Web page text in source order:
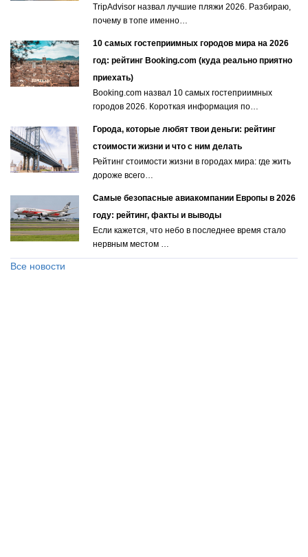
TripAdvisor назвал лучшие пляжи 2026. Разбираю,
почему в топе именно…
10 самых гостеприимных городов мира на 2026
год: рейтинг Booking.com (куда реально приятно
приехать)
Booking.com назвал 10 самых гостеприимных
городов 2026. Короткая информация по…
Города, которые любят твои деньги: рейтинг
стоимости жизни и что с ним делать
Рейтинг стоимости жизни в городах мира: где жить
дороже всего…
Самые безопасные авиакомпании Европы в 2026
году: рейтинг, факты и выводы
Если кажется, что небо в последнее время стало
нервным местом …
Все новости